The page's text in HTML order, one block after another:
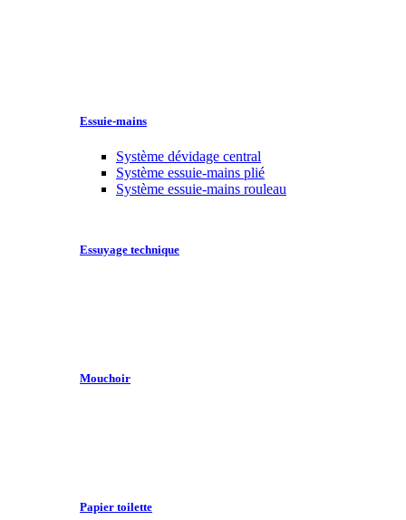
Essuie-mains
Système dévidage central
Système essuie-mains plié
Système essuie-mains rouleau
Essuyage technique
Mouchoir
Papier toilette